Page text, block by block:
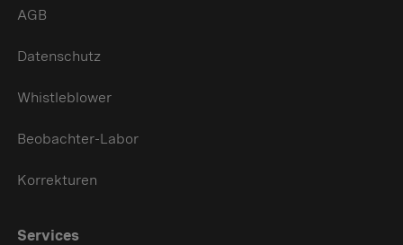
AGB
Datenschutz
Whistleblower
Beobachter-Labor
Korrekturen
Services